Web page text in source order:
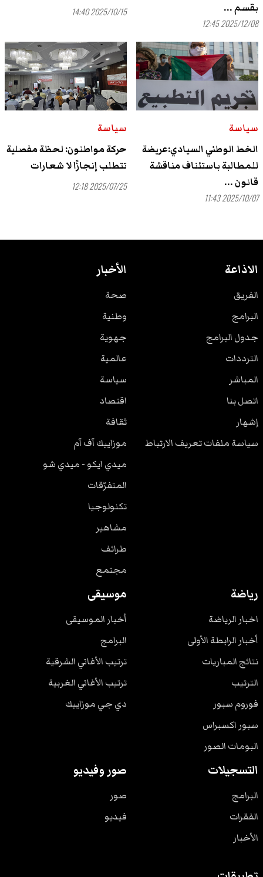
بقسم ...
2025/12/08 12:45
2025/10/15 14:40
سياسة
الخط الوطني السيادي:عريضة
للمطالبة باستئناف مناقشة
قانون ...
2025/10/07 11:43
سياسة
حركة مواطنون: لحظة مفصلية
تتطلب إنجازًا لا شعارات
2025/07/25 12:18
الاذاعة
الفريق
البرامج
جدول البرامج
الترددات
المباشر
اتصل بنا
إشهار
سياسة ملفات تعريف الارتباط
الأخبار
صحة
وطنية
جهوية
عالمية
سياسة
اقتصاد
ثقافة
موزاييك آف آم
ميدي ايكو - ميدي شو
المتفرّقات
تكنولوجيا
مشاهير
طرائف
مجتمع
رياضة
اخبار الرياضة
أخبار الرابطة الأولى
نتائج المباريات
الترتيب
فوروم سبور
سبور اكسبراس
البومات الصور
موسيقى
أخبار الموسيقى
البرامج
ترتيب الأغاني الشرقية
ترتيب الأغاني الغربية
دي جي موزاييك
التسجيلات
البرامج
الفقرات
الأخبار
صور وفيديو
صور
فيديو